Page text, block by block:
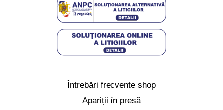
Întrebări frecvente shop
Apariții în presă